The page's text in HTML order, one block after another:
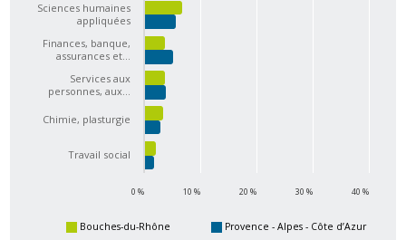
Sciences humaines
appliquées
Finances, banque,
assurances et…
Services aux
personnes, aux…
Chimie, plasturgie
Travail social
0 % 10 % 20 % 30 % 40 %
Bouches-du-Rhône Provence - Alpes - Côte d’Azur